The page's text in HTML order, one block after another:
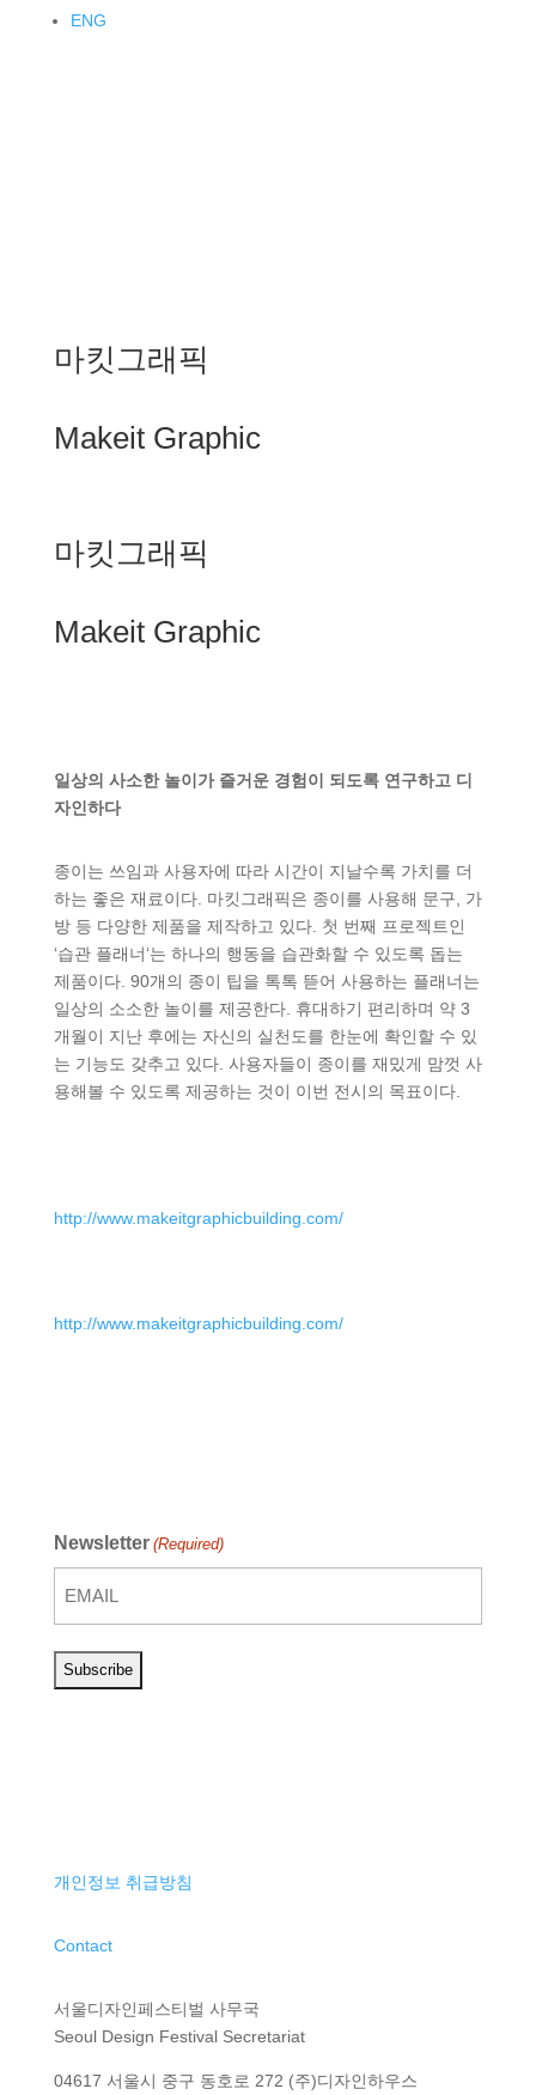
ENG
마킷그래픽
Makeit Graphic
마킷그래픽
Makeit Graphic
일상의 사소한 놀이가 즐거운 경험이 되도록 연구하고 디
자인하다
종이는 쓰임과 사용자에 따라 시간이 지날수록 가치를 더
하는 좋은 재료이다. 마킷그래픽은 종이를 사용해 문구, 가
방 등 다양한 제품을 제작하고 있다. 첫 번째 프로젝트인
‘습관 플래너‘는 하나의 행동을 습관화할 수 있도록 돕는
제품이다. 90개의 종이 팁을 톡톡 뜯어 사용하는 플래너는
일상의 소소한 놀이를 제공한다. 휴대하기 편리하며 약 3
개월이 지난 후에는 자신의 실천도를 한눈에 확인할 수 있
는 기능도 갖추고 있다. 사용자들이 종이를 재밌게 맘껏 사
용해볼 수 있도록 제공하는 것이 이번 전시의 목표이다.
http://www.makeitgraphicbuilding.com/
http://www.makeitgraphicbuilding.com/
Newsletter (Required)
개인정보 취급방침
Contact
서울디자인페스티벌 사무국
Seoul Design Festival Secretariat
04617 서울시 중구 동호로 272 (주)디자인하우스